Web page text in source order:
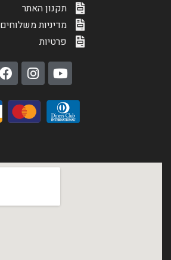
תקנון האתר
מדיניות משלוחים
פרטיות